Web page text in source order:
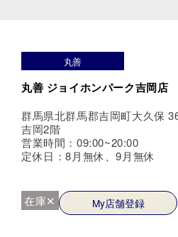
丸善
丸善 ジョイホンパーク吉岡店
群馬県北群馬郡吉岡町大久保
吉岡2階
営業時間：09:00~20:00
定休日：8月無休、9月無休
在庫✕ My店舗登録